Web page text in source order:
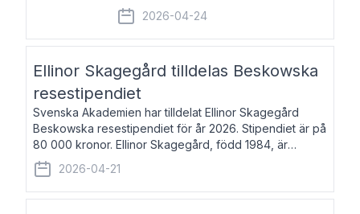
2026-04-24
Ellinor Skagegård tilldelas Beskowska
resestipendiet
Svenska Akademien har tilldelat Ellinor Skagegård
Beskowska resestipendiet för år 2026. Stipendiet är på
80 000 kronor. Ellinor Skagegård, född 1984, är
författare, journalist och musiker. Hon skriver
återkommande för Svenska Dagbladet, Ups
2026-04-21